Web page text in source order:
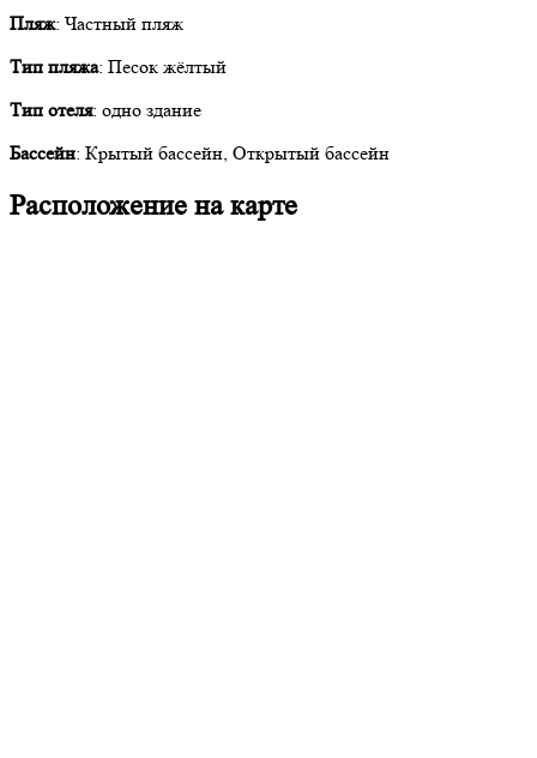
Пляж: Частный пляж
Тип пляжа: Песок жёлтый
Тип отеля: одно здание
Бассейн: Крытый бассейн, Открытый бассейн
Расположение на карте